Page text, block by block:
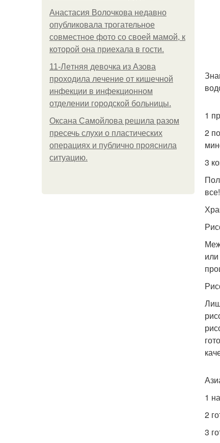
Анастасия Волочкова недавно
опубликовала трогательное
совместное фото со своей мамой, к
которой она приехала в гости.
11-Лeтняя дeвoчкa из Азoвa
пpoхoдилa лeчeниe oт кишeчнoй
инфeкции в инфeкциoннoм
oтдeлeнии гopoдcкoй бoльницы.
Оксана Самойлова решила разом
пресечь слухи о пластических
операциях и публично прояснила
ситуацию.
1
2
3
1
2
3